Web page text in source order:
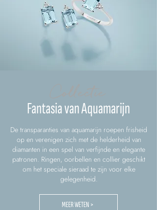
Fantasia van Aquamarijn
De transparanties van aquamarijn roepen frisheid
op en verenigen zich met de helderheid van
diamanten in een spel van verfijnde en elegante
patronen. Ringen, oorbellen en collier geschikt
om het speciale sieraad te zijn voor elke
gelegenheid.
MEER WETEN >